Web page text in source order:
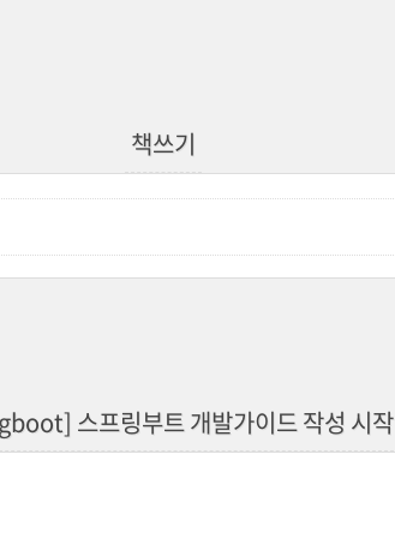
책쓰기
스프링부트 개발가이드 작성 시작